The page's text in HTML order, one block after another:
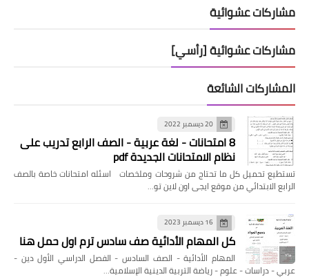
مشاركات عشوائية
مشاركات عشوائية [رأسي]
المشاركات الشائعة
20 ديسمبر 2022
8 امتحانات - لغة عربية - الصف الرابع تدريب على
نظام الامتحانات الجديدة pdf
تستطيع تحميل كل ما تحتاج من شروحات وملخصات اسئله امتحانات خاصة بالصف
الرابع الابتدائي من موقع ايجى اون لاين تو…
16 ديسمبر 2023
كل المهام الأدائية صف سادس ترم اول حمل هنا
المهام الأدائية - الصف السادس - الفصل الدراسي الأول دين -
عربي - دراسات - علوم - رياضة التربية الدينية الإسلامية…